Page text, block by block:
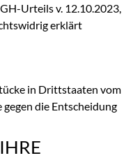
Urteils v. 12.10.2023,
erklärt
in Drittstaaten vom
die Entscheidung